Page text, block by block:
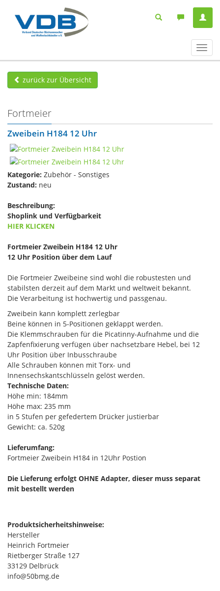
ein-/
zurück zur Übersicht
Fortmeier
Zweibein H184 12 Uhr
Kategorie: Zubehör - Sonstiges
Zustand: neu
Beschreibung:
Shoplink und Verfügbarkeit
HIER KLICKEN
Fortmeier Zweibein H184 12 Uhr
12 Uhr Position über dem Lauf
Die Fortmeier Zweibeine sind wohl die robustesten und
stabilsten derzeit auf dem Markt und weltweit bekannt.
Die Verarbeitung ist hochwertig und passgenau.
Zweibein kann komplett zerlegbar
Beine können in 5-Positionen geklappt werden.
Die Klemmschrauben für die Picatinny-Aufnahme und die
Zapfenfixierung verfügen über nachsetzbare Hebel, bei 12
Uhr Position über Inbusschraube
Alle Schrauben können mit Torx- und
Innensechskantschlüsseln gelöst werden.
Technische Daten:
Höhe min: 184mm
Höhe max: 235 mm
in 5 Stufen per gefedertem Drücker justierbar
Gewicht: ca. 520g
Lieferumfang:
Fortmeier Zweibein H184 in 12Uhr Postion
Die Lieferung erfolgt OHNE Adapter, dieser muss separat
mit bestellt werden
Produktsicherheitshinweise:
Hersteller
Heinrich Fortmeier
Rietberger Straße 127
33129 Delbrück
info@50bmg.de